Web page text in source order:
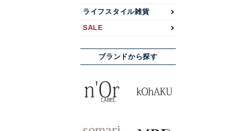
ライフスタイル雑貨
SALE
ブランドから探す